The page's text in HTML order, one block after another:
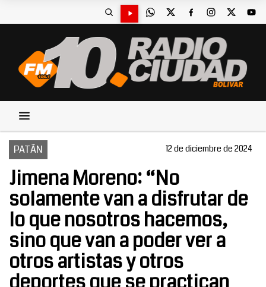
PATÃN 12 de diciembre de 2024
Jimena Moreno: “No
solamente van a disfrutar de
lo que nosotros hacemos,
sino que van a poder ver a
otros artistas y otros